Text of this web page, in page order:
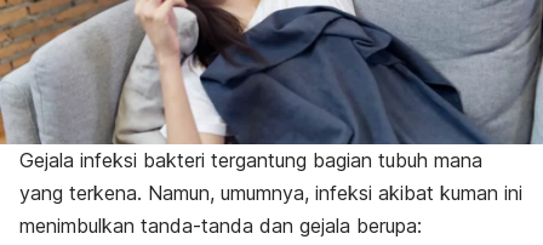
Gejala infeksi bakteri tergantung bagian tubuh mana
yang terkena. Namun, umumnya, infeksi akibat kuman ini
menimbulkan tanda-tanda dan gejala berupa: